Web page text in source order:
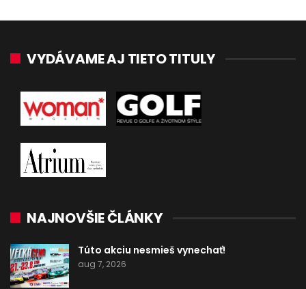
VYDÁVAME AJ TIETO TITULY
NAJNOVŠIE ČLÁNKY
Túto akciu nesmieš vynechať!
aug 7, 2026